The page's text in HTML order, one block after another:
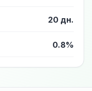
20 дн.
0.8%